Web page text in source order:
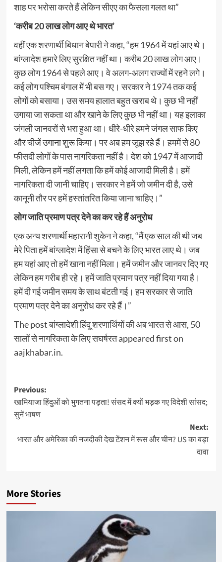
शाह पर भरोसा करते हैं लेकिन सीएए का फैसला गलत था”
‘करीब 20 लाख लोग आए थे भारत’
वहीं एक शरणार्थी बिधान बेपारी ने कहा, “हम 1964 में यहां आए थे।
बांग्लादेश हमारे लिए सुरक्षित नहीं था। करीब 20 लाख लोग आए।
कुछ लोग 1964 से पहले आए। वे अलग-अलग राज्यों में रहने लगे।
कई लोग पश्चिम बंगाल में भी बस गए। सरकार ने 1974 तक कई
लोगों को बसाया। उस समय हालात बहुत खराब थे। कुछ भी नहीं
उगाया जा सकता था और खाने के लिए कुछ भी नहीं था। यह इलाका
जंगली जानवरों से भरा हुआ था। धीरे-धीरे हमने जंगल साफ किए
और चीजें उगाना शुरू किया। पर अब हम जूझ रहे हैं। हममें से 80
फीसदी लोगों के पास नागरिकता नहीं है। देश को 1947 में आजादी
मिली, लेकिन हमें नहीं लगता कि हमें कोई आजादी मिली है। हमें
नागरिकता दी जानी चाहिए। सरकार ने हमें जो जमीन दी है, उसे
कानूनी तौर पर हमें हस्तांतरित किया जाना चाहिए।”
लोग जाति प्रमाण पत्र देने का कर रहे हैं अनुरोध
एक अन्य शरणार्थी महारानी शुकेन ने कहा, “मैं एक साल की थी जब
मेरे पिता हमें बांग्लादेश में हिंसा से बचने के लिए भारत लाए थे। जब
हम यहां आए तो हमें खाना नहीं मिला। हमें जमीन और जानवर दिए गए
लेकिन हम गरीब ही रहे। हमें जाति प्रमाण पत्र नहीं दिया गया है।
हमें दी गई जमीन समय के साथ बंटती गई। हम सरकार से जाति
प्रमाण पत्र देने का अनुरोध कर रहे हैं।”
The postबांग्लादेशी हिंदू शरणार्थियों की अब भारत से आस, 50
सालों से नागरिकता के लिए सघर्षरतappeared first on
aajkhabar.in.
Post
navigation
Previous:
खामियाजा हिंदुओं को भुगतना पड़ता! संसद में क्यों भड़क गए विदेशी सांसद;
सुनें भाषण
Next:
भारत और अमेरिका की नजदीकी देख टेंशन में रूस और चीन? US का बड़ा
दावा
More Stories